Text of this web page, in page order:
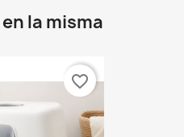
la misma
favorite_border